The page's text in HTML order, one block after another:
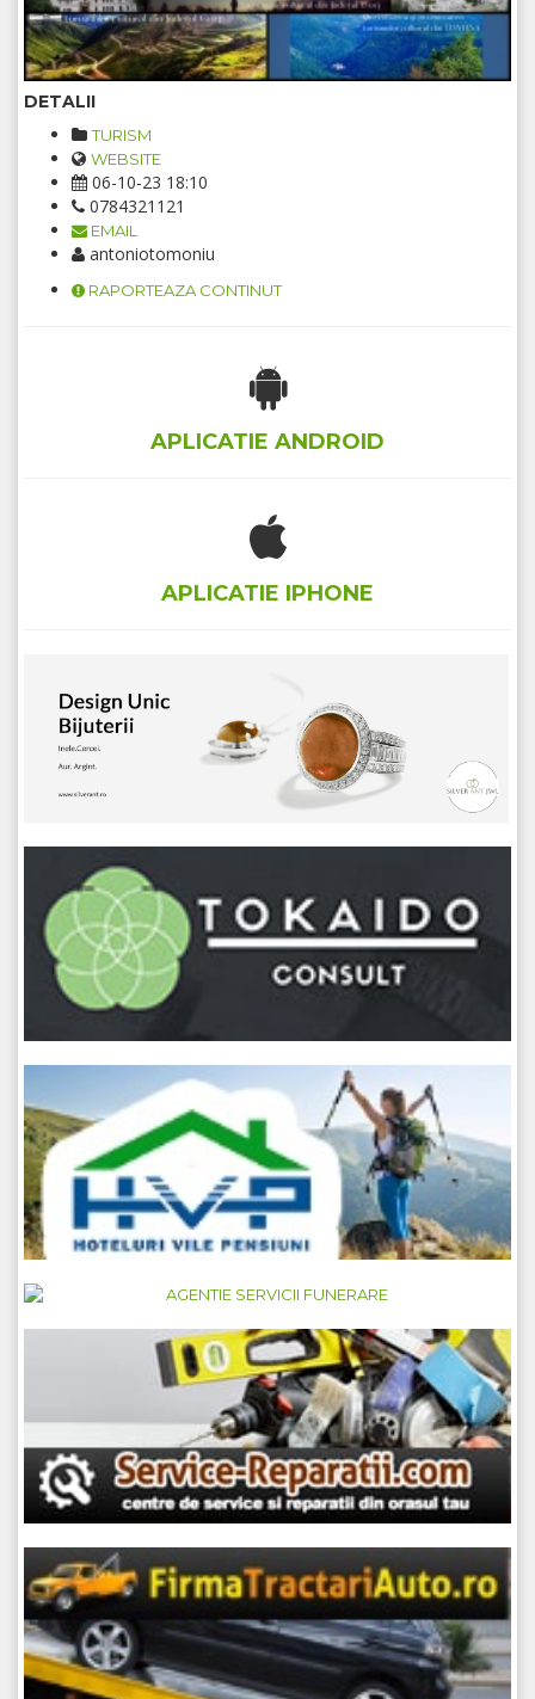
DETALII
TURISM
WEBSITE
06-10-23 18:10
0784321121
EMAIL
antoniotomoniu
RAPORTEAZA CONTINUT
APLICATIE ANDROID
APLICATIE IPHONE